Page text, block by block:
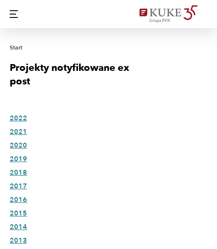
Start
Projekty notyfikowane ex
post
2022
2021
2020
2019
2018
2017
2016
2015
2014
2013